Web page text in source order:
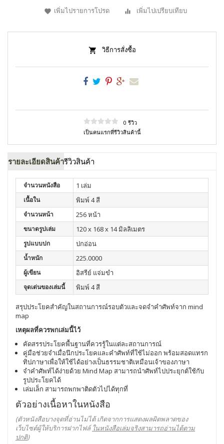
เพิ่มไปรายการโปรด เพิ่มไปเปรียบเทียบ
วิธีการสั่งซื้อ
0 รีวิว
เป็นคนแรกที่รีวิวสินค้านี้
รายละเอียดสินค้ารีวิวสินค้า
จำนวนหนังสือ 1 เล่ม
เนื้อใน พิมพ์ 4 สี
จำนวนหน้า 256 หน้า
ขนาดรูปเล่ม 120 x 168 x 14 มิลลิเมตร
รูปแบบปก ปกอ่อน
น้ำหนัก 225.0000
ผู้เขียน อิสรีย์ แจ่มขำ
จุดเด่นของเล่มนี้ พิมพ์ 4 สี
สรุปประโยคสำคัญในสถานการณ์รอบตัวและจดจำคำศัพท์จาก mind
map
เหตุผลที่ควรพกเล่มนี้ไว้
คัดสรรประโยคพื้นฐานที่ควรรู้ในแต่ละสถานการณ์
คู่มือช่วยจำเมื่อนึกประโยคและคำศัพท์ที่ใช้ไม่ออก พร้อมสอดแทรก
ทิปภาษาเพื่อให้ใช้ได้อย่างเป็นธรรมชาติเหมือนเจ้าของภาษา
จำคำศัพท์ได้ง่ายด้วย Mind Map สามารถนำศัพท์ไปประยุกต์ใช้กับ
รูปประโยคได้
เล่มเล็ก สามารถพกพาติดตัวไปได้ทุกที่
ตัวอย่างเนื้อหาในหนังสือ
(ตัวหนังสือบางจุดที่อ่านไม่ได้ เกิดจากการแสดงผลผิดพลาดของ
เว็บไซต์ผู้ให้บริการฝากไฟล์ ในหนังสือเล่มจริงสามารถอ่านได้ตาม
ปกติ)